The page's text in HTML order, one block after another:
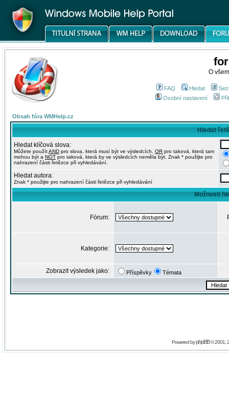
O
FAQ Hledat
Osobní nastavení
Obsah fóra WMHelp.cz
Hledat
Hledat klíčová slova:
Můžete použítAND pro slova, která musí být ve výsledcích, OR pro taková, která tam
mohou být a NOT pro taková, která by ve výsledcích neměla být. Znak * použijte pro
nahrazení části řetězce při vyhledávání.
Hledat autora:
Znak * použijte pro nahrazení části řetězce při vyhledávání
Možnosti
Fórum:
Kategorie:
Zobrazit výsledek jako: Příspěvky Témata
Powered byphpBB© 2001,